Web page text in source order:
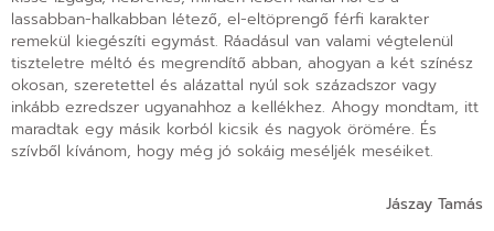
lassabban-halkabban létező, el-eltöprengő férfi karakter
remekül kiegészíti egymást. Ráadásul van valami végtelenül
tiszteletre méltó és megrendítő abban, ahogyan a két színész
okosan, szeretettel és alázattal nyúl sok századszor vagy
inkább ezredszer ugyanahhoz a kellékhez. Ahogy mondtam, itt
maradtak egy másik korból kicsik és nagyok örömére. És
szívből kívánom, hogy még jó sokáig meséljék meséiket.
Jászay Tamás